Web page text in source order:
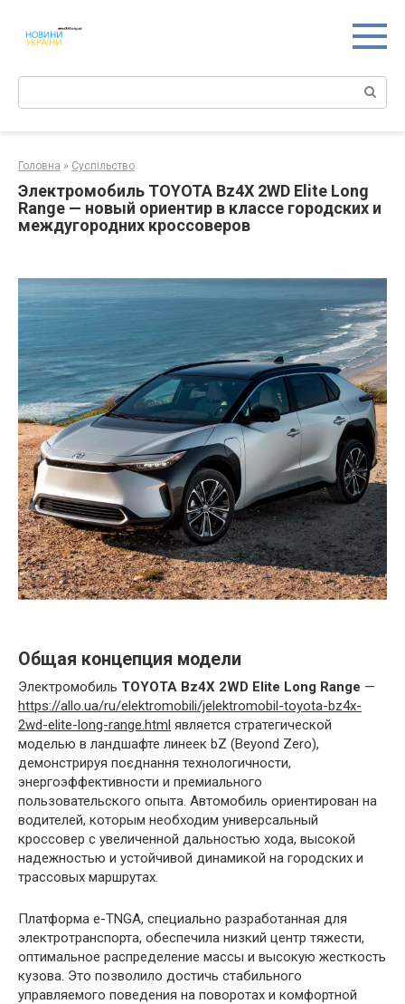
контенту
Поиск:
Головна » Суспільство
Электромобиль TOYOTA Bz4X 2WD Elite Long
Range — новый ориентир в классе городских и
междугородних кроссоверов
Общая концепция модели
Электромобиль TOYOTA Bz4X 2WD Elite Long Range —
https://allo.ua/ru/elektromobili/jelektromobil-toyota-bz4x-
2wd-elite-long-range.html является стратегической
моделью в ландшафте линеек bZ (Beyond Zero),
демонстрируя поєднання технологичности,
энергоэффективности и премиального
пользовательского опыта. Автомобиль ориентирован на
водителей, которым необходим универсальный
кроссовер с увеличенной дальностью хода, высокой
надежностью и устойчивой динамикой на городских и
трассовых маршрутах.
Платформа e-TNGA, специально разработанная для
электротранспорта, обеспечила низкий центр тяжести,
оптимальное распределение массы и высокую жесткость
кузова. Это позволило достичь стабильного
управляемого поведения на поворотах и комфортной